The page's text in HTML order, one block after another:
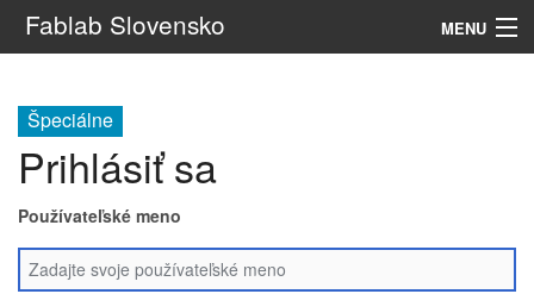
Fablab Slovensko MENU
Špeciálne
Prihlásiť sa
Používateľské meno